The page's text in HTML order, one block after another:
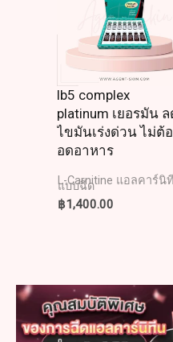
lb5 complex
platinum เยอรมัน ล
ไขมันเร่งด่วน ไม่ต้
อดอาหาร
L-Carnitine แอลคาร์นิ
แบบฉีด
฿1,400.00